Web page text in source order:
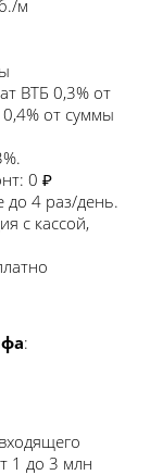
м
ВТБ 0,3% от
от суммы
0 ₽
до 4 раз/день.
с кассой,
:
1 до 3 млн